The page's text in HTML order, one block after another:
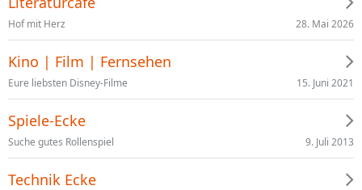
Hof mit Herz 28. Mai 2026
Kino | Film | Fernsehen
Eure liebsten Disney-Filme 15. Juni 2021
Spiele-Ecke
Suche gutes Rollenspiel 9. Juli 2013
Technik Ecke